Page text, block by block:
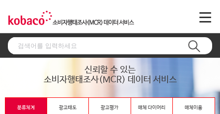
신뢰할 수 있는
소비자행태조사(MCR) 데이터 서비스
분류체계 광고태도 광고평가 매체 다이어리 매체이용